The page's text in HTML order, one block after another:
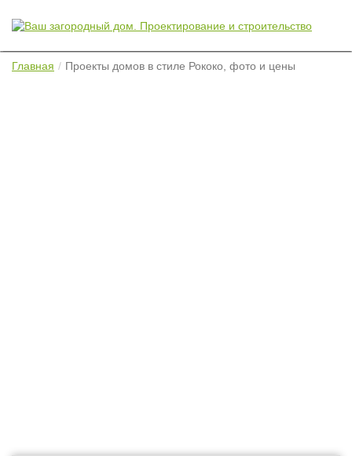
Главная Проекты домов в стиле Рококо, фото и цены